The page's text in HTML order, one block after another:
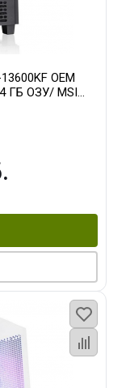
OEM
ГБ ОЗУ/ MSI
3xDP